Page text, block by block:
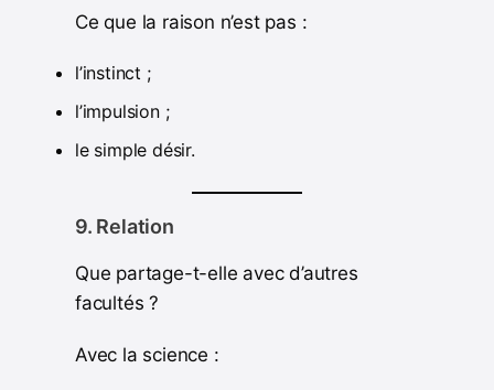
Ce que la raison n’est pas :
l’instinct ;
l’impulsion ;
le simple désir.
9. Relation
Que partage-t-elle avec d’autres
facultés ?
Avec la science :